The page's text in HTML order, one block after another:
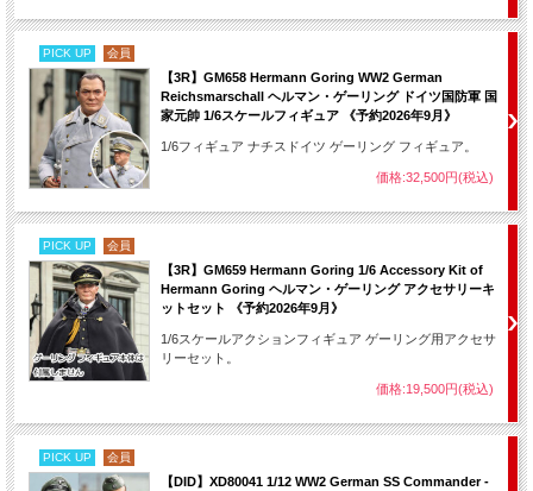
PICK UP 会員
【3R】GM658 Hermann Goring WW2 German
Reichsmarschall ヘルマン・ゲーリング ドイツ国防軍 国
家元帥 1/6スケールフィギュア 《予約2026年9月》
1/6フィギュア ナチスドイツ ゲーリング フィギュア。
価格:32,500円(税込)
PICK UP 会員
【3R】GM659 Hermann Goring 1/6 Accessory Kit of
Hermann Goring ヘルマン・ゲーリング アクセサリーキ
ットセット 《予約2026年9月》
1/6スケールアクションフィギュア ゲーリング用アクセサ
リーセット。
価格:19,500円(税込)
PICK UP 会員
【DID】XD80041 1/12 WW2 German SS Commander -